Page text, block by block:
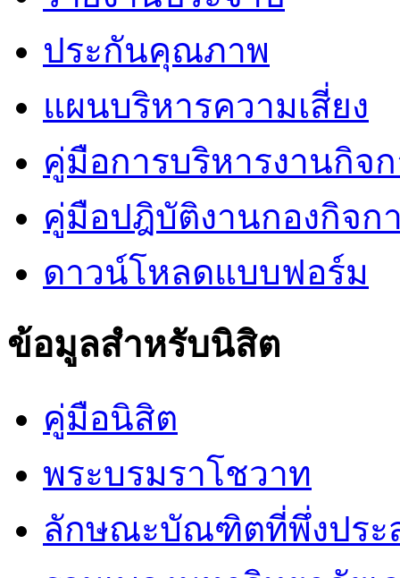
ประกันคุณภาพ
แผนบริหารความเสี่ยง
คู่มือการบริหารงานกิจ
คู่มือปฎิบัติงานกองกิจก
ดาวน์โหลดแบบฟอร์ม
ข้อมูลสำหรับนิสิต
คู่มือนิสิต
พระบรมราโชวาท
ลักษณะบัณฑิตที่พึ่งประ